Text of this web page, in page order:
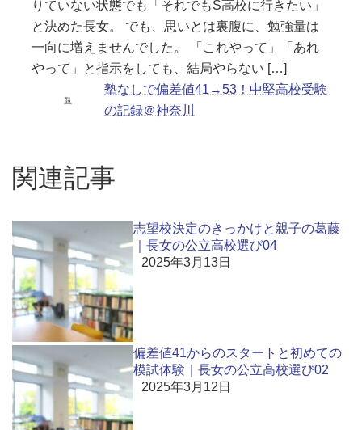
りていない状態でも「それでもS高校に行きたい」
と決めた長女。 でも、思いとは裏腹に、勉強量は
一向に増えませんでした。 「これやって」「あれ
やって」と指示をしても、結局やらない […]
塾なしで偏差値41→53！中堅高校受験
の記録＠神奈川
関連記事
志望校決定のきっかけと親子の葛藤
｜長女の公立高校選び04
2025年3月13日
偏差値41からのスタートと初めての
模試体験｜長女の公立高校選び02
2025年3月12日